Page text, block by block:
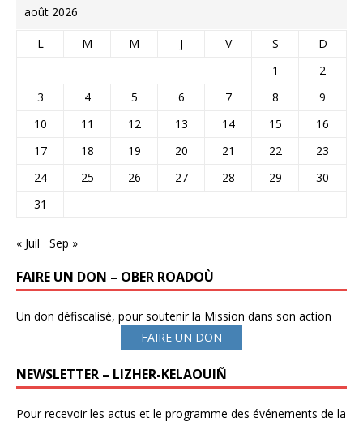
août 2026
L M M J V S
D
1
2
3
4 5 6 7 8
9
10
11 12 13 14 15
16
17
18 19 20 21 22
23
24
25 26 27 28 29
30
31
« Juil Sep »
FAIRE UN DON – OBER ROADOÙ
Un don défiscalisé, pour soutenir la Mission dans son action
FAIRE UN DON
NEWSLETTER – LIZHER-KELAOUIÑ
Pour recevoir les actus et le programme des événements de la